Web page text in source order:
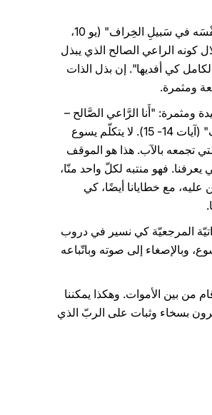
نجد الإجابة على كلّ هذه الأسئلة في إنجيل اليوم، حيث يقول يسوع: "أَنا الرَّاعي الصَّالِح والرَّاعي الصَّالِحُ يَبذِلُ نَفْسَه في سَبيلِ الخِراف" (يو 10،
الراعي الصالح الذي يبذل
كي أفديها". إن بذل الذات
ومثمرة.
ومثمرة: "أَنا الرَّاعي الصَّالح –
يقول يسوع- أَعرِفُ خِرافي وخِرافي تَعرِفُني كَما أَنَّ أَبي يَعرِفُني وأَنا أَعرِفُ أَبي وأَبذِلُ نَفْسي في سَبيلِ الخِراف" (آيات 14- 15). لا يتكلّم يسوع
تجمعه بالآب. هذا هو الموقف
فهو منتبه لكلّ واحد منّا،
عليه، مع خطايانا أيضًا، كي
المرجعيّة كي نسير في دروب
وبالإصغاء إلى صوته وباتّباعه
من بين الأموات. وهكذا يمكننا
بسخاء وثبات على الربّ الذي